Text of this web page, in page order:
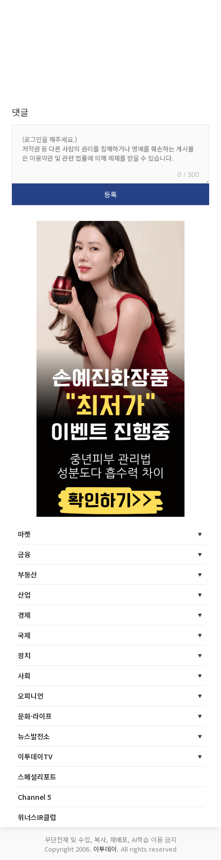
댓글
0 / 300
마켓
금융
부동산
산업
경제
국제
정치
사회
오피니언
문화·라이프
뉴스발전소
이투데이TV
스페셜리포트
Channel 5
위너스IR클럽
무단전재 및 수집, 복사, 재배포, AI학습 이용 금지
Copyright 2006. 이투데이. All rights reserved